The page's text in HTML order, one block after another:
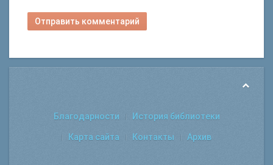
Отправить комментарий
Благодарности История библиотеки
Карта сайта Контакты Архив